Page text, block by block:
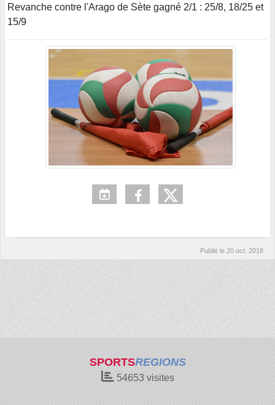
Revanche contre l'Arago de Sète gagné 2/1 : 25/8, 18/25 et
15/9
Publié le 20 oct. 2018
SPORTSREGIONS
54653visites